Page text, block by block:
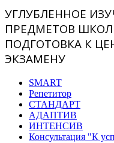
УГЛУБЛЕННОЕ
ПРЕДМЕТОВ
ПОДГОТОВКА К
ЭКЗАМЕНУ
SMART
Репетитор
СТАНДАРТ
АДАПТИВ
ИНТЕНСИВ
Консультация "К